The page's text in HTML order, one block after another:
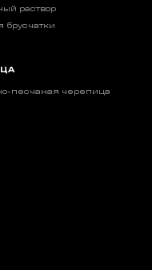
раствор
брусчатки
песчаная черепица